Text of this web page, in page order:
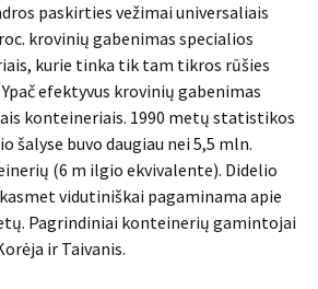
paskir­ties vežimai universaliais
krovinių gabenimas spe­cialios
kurie tinka tik tam tikros rūšies
efektyvus krovinių gabenimas
kon­teineriais. 1990 metų statistikos
šalyse buvo dau­giau nei 5,5 mln.
(6 m ilgio ekvivalente). Di­delio
vidutiniškai pagaminama apie
Pagrindiniai konteinerių gamintojai
ir Taivanis.